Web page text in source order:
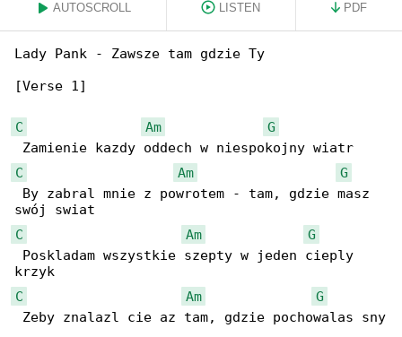
AUTOSCROLL LISTEN PDF
Lady Pank - Zawsze tam gdzie Ty
[Verse 1]
C Am
G
C
Am
G
By zabral mnie z powrotem - tam, gdzie masz
C
Am
G
Poskladam wszystkie szepty w jeden cieply
C
Am
G
Zeby znalazl cie az tam, gdzie pochowalas sny